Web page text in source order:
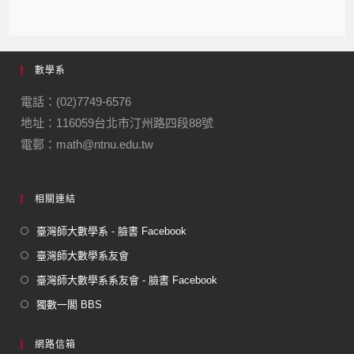
e
b
o
o
k
gr
m
數學系
電話：(02)7749-6576
地址：116059台北市汀州路四段88號
電郵：math@ntnu.edu.tw
相關連結
臺灣師大數學系 - 臉書 Facebook
臺灣師大數學系友會
臺灣師大數學系系友會 - 臉書 Facebook
獨數一閣 BBS
網路信箱